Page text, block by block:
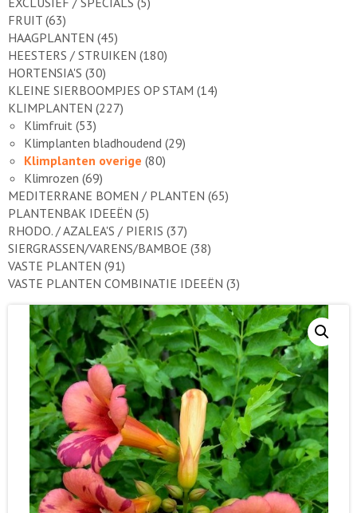
FRUIT (63)
HAAGPLANTEN (45)
HEESTERS / STRUIKEN (180)
HORTENSIA'S (30)
KLEINE SIERBOOMPJES OP STAM (14)
KLIMPLANTEN (227)
Klimfruit (53)
Klimplanten bladhoudend (29)
Klimplanten overige (80)
Klimrozen (69)
MEDITERRANE BOMEN / PLANTEN (65)
PLANTENBAK IDEEËN (5)
RHODO. / AZALEA'S / PIERIS (37)
SIERGRASSEN/VARENS/BAMBOE (38)
VASTE PLANTEN (91)
VASTE PLANTEN COMBINATIE IDEEËN (3)